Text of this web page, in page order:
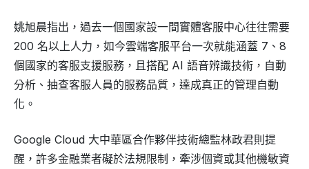
姚旭晨指出，過去一個國家設一間實體客服中心往往需要
200 名以上人力，如今雲端客服平台一次就能涵蓋 7、8
個國家的客服支援服務，且搭配 AI 語音辨識技術，自動
分析、抽查客服人員的服務品質，達成真正的管理自動
化。
Google Cloud 大中華區合作夥伴技術總監林政君則提
醒，許多金融業者礙於法規限制，牽涉個資或其他機敏資